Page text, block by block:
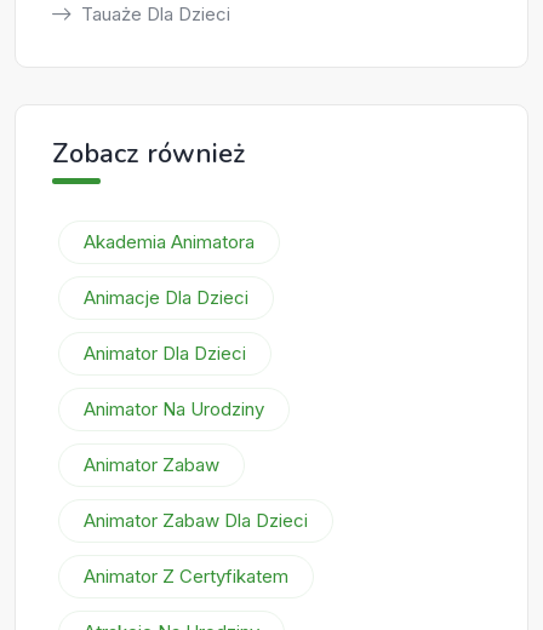
Tauaże Dla Dzieci
Zobacz również
Akademia Animatora
Animacje Dla Dzieci
Animator Dla Dzieci
Animator Na Urodziny
Animator Zabaw
Animator Zabaw Dla Dzieci
Animator Z Certyfikatem